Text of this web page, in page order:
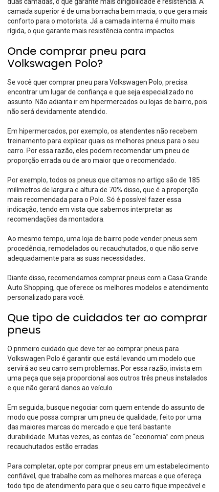
camada superior é de uma borracha bem macia, o que gera mais
conforto para o motorista. Já a camada interna é muito mais
rígida, o que garante mais resistência contra impactos.
Onde comprar pneu para
Volkswagen Polo?
Se você quer comprar pneu para Volkswagen Polo, precisa
encontrar um lugar de confiança e que seja especializado no
assunto. Não adianta ir em hipermercados ou lojas de bairro, pois
não será devidamente atendido.
Em hipermercados, por exemplo, os atendentes não recebem
treinamento para explicar quais os melhores pneus para o seu
carro. Por essa razão, eles podem recomendar um pneu de
proporção errada ou de aro maior que o recomendado.
Por exemplo, todos os pneus que citamos no artigo são de 185
milímetros de largura e altura de 70% disso, que é a proporção
mais recomendada para o Polo. Só é possível fazer essa
indicação, tendo em vista que sabemos interpretar as
recomendações da montadora.
Ao mesmo tempo, uma loja de bairro pode venderpneus sem
procedência, remodelados ou recauchutados, o que não serve
adequadamente para as suas necessidades.
Diante disso, recomendamos comprar pneus com a Casa Grande
Auto Shopping, que oferece os melhores modelos e atendimento
personalizado para você.
Que tipo de cuidados ter ao comprar
pneus
O primeiro cuidado que deve ter ao comprar pneus para
Volkswagen Polo é garantir que está levando um modelo que
servirá ao seu carro sem problemas. Por essa razão, invista em
uma peça que seja proporcional aos outros três pneus instalados
e que não gerará danos ao veículo.
Em seguida, busque negociar com quem entende do assunto de
modo que possa comprar um pneu de qualidade, feito por uma
das maiores marcas do mercado e que terá bastante
durabilidade. Muitas vezes, as contas de “economia” com pneus
recauchutados estão erradas.
Para completar, opte por comprar pneus em um estabelecimento
confiável, que trabalhe com as melhores marcas e que ofereça
todo tipo de atendimento para que o seu carro fique impecável e